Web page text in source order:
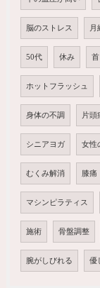
脳のストレス 月
50代 休み 首
ホットフラッシュ
身体の不調 片頭
シニアヨガ 女性
むくみ解消 膝痛
マシンピラティス
施術 骨盤調整
腕がしびれる 優